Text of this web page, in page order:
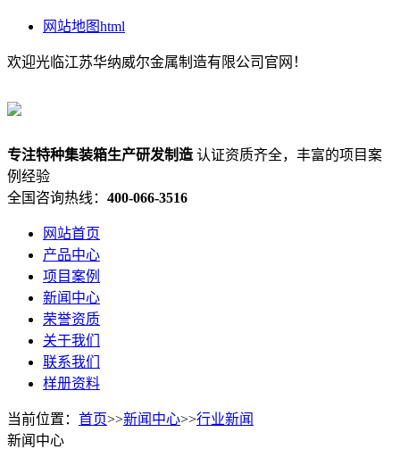
网站地图html
欢迎光临江苏华纳威尔金属制造有限公司官网！
专注特种集装箱生产研发制造 认证资质齐全，丰富的项目案
例经验
全国咨询热线： 400-066-3516
网站首页
产品中心
项目案例
新闻中心
荣誉资质
关于我们
联系我们
样册资料
当前位置： 首页>>新闻中心>>行业新闻
新闻中心